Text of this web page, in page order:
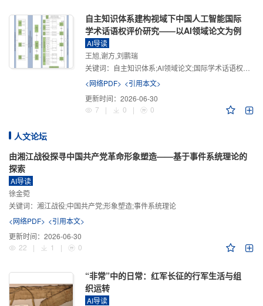
自主知识体系建构视域下中国人工智能国际
学术话语权评价研究——以AI领域论文为例
AI导读
王旭,谢方,刘鹏瑞
关键词： 自主知识体系;AI领域论文;国际学术话语权评价;学术影响力;学术感知力;学术传播力;学术引领力
<网络PDF> <引用本文>
更新时间： 2026-06-30
7
| 0 | 0
人文论坛
由湘江战役探寻中国共产党革命形象塑造——基于事件系统理论的
探索
AI导读
徐金菀
关键词： 湘江战役;中国共产党;形象塑造;事件系统理论
<网络PDF> <引用本文>
更新时间： 2026-06-30
22
| 1 | 0
“非常”中的日常：红军长征的行军生活与组
织运转
AI导读